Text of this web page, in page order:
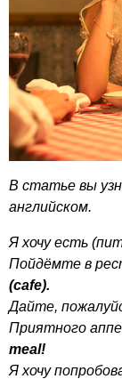
В статье вы
английском.
Я хочу есть
Пойдёмте в
(cafe).
Дайте,
Приятного
meal!
Я хочу